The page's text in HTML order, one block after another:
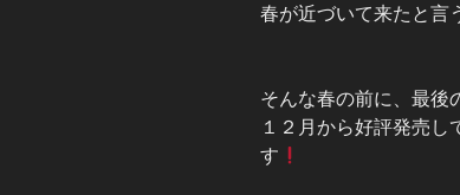
春が近づいて来たと言
そんな春の前に、最後
１２月から好評発売
す